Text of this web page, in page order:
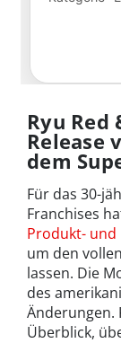
Ryu Red
Release
dem
Für das 30-
Franchises
Produkt- und
um den
lassen. Die
des
Änderungen.
Überblick,